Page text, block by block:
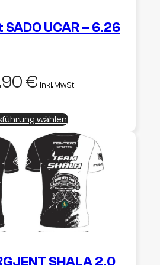
UCAR – 6.26
€ inkl. MwSt
wählenDieses
Produkt
weist
mehrere
Varianten
auf.
Die
Optionen
können
auf
der